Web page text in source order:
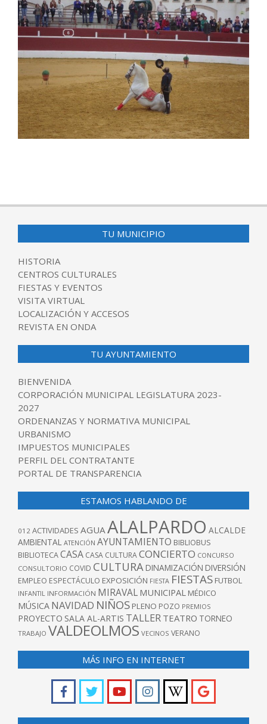
04-
TU MUNICIPIO
HISTORIA
CENTROS CULTURALES
FIESTAS Y EVENTOS
VISITA VIRTUAL
LOCALIZACIÓN Y ACCESOS
REVISTA EN ONDA
TU AYUNTAMIENTO
BIENVENIDA
CORPORACIÓN MUNICIPAL LEGISLATURA 2023-
2027
ORDENANZAS Y NORMATIVA MUNICIPAL
URBANISMO
IMPUESTOS MUNICIPALES
PERFIL DEL CONTRATANTE
PORTAL DE TRANSPARENCIA
ESTAMOS HABLANDO DE
012 ACTIVIDADES AGUAALALPARDO ALCALDE
AMBIENTAL ATENCIÓN AYUNTAMIENTO BIBLIOBUS
BIBLIOTECACASA CASA CULTURACONCIERTO CONCURSO
CONSULTORIO COVID CULTURA DINAMIZACIÓN DIVERSIÓN
EMPLEO ESPECTÁCULO EXPOSICIÓN FIESTA FIESTAS FUTBOL
INFANTIL INFORMACIÓN MIRAVAL MUNICIPAL MÉDICO
MÚSICA NAVIDAD NIÑOS PLENO POZO PREMIOS
PROYECTO SALA AL-ARTIS TALLER TEATRO TORNEO
TRABAJO VALDEOLMOS VECINOS VERANO
MÁS INFO EN INTERNET